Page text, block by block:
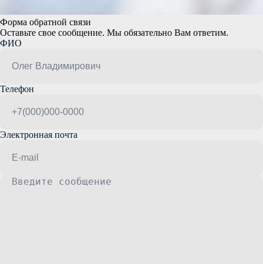
Форма обратной связи
Оставьте свое сообщение. Мы обязательно Вам ответим.
ФИО
Телефон
Электронная почта